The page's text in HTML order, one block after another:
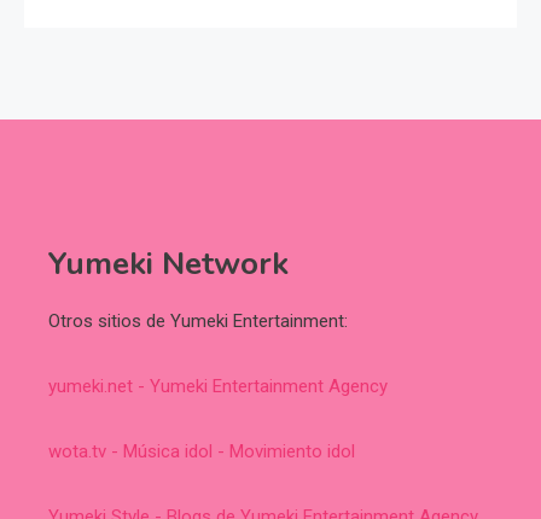
Yumeki Network
Otros sitios de Yumeki Entertainment:
yumeki.net - Yumeki Entertainment Agency
wota.tv - Música idol - Movimiento idol